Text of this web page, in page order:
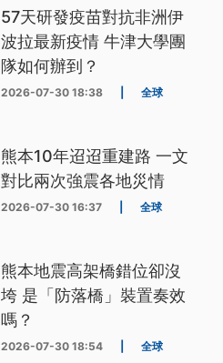
57天研發疫苗對抗非洲伊
波拉最新疫情 牛津大學團
隊如何辦到？
2026-07-30 18:38 全球
熊本10年迢迢重建路 一文
對比兩次強震各地災情
2026-07-30 16:37 全球
熊本地震高架橋錯位卻沒
垮 是「防落橋」裝置奏效
嗎？
2026-07-30 18:54 全球